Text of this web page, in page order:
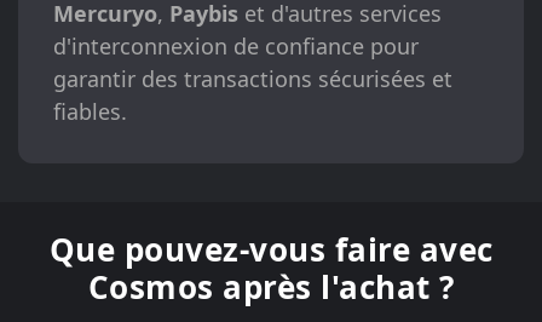
Mercuryo, Paybis et d'autres services
d'interconnexion de confiance pour
garantir des transactions sécurisées et
fiables.
Que pouvez-vous faire avec
Cosmos après l'achat ?